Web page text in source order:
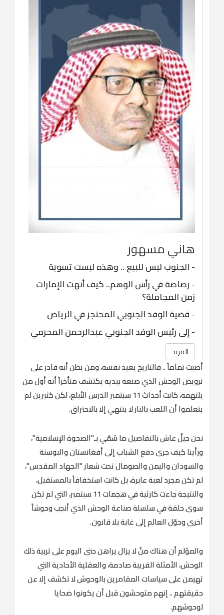
هاني مسهور
-الجنوب ليس للبيع .. وهذه ليست تسوية
-رصاصة في رأس الوهم.. كيف أنهت الإمارات
زمن المجاملة؟
-قضية الوفد الجنوبي المحتجز في الرياض
-إلى رئيس الوفد الجنوبي عبدالرحمن المحرمي
المزيد
أصبت تماماً .. فالتاريخ يعيد نفسه، ومن يظن أنه قادر على
ترويض الوحش الذي صنعه بيديه يكتشف متأخراً أنه أول من
يلتهمه، كانت أحداث 11 سبتمبر الدرس الأبلغ، لكن كثيرين لم
يتعلموا أن اللعب بالنار لا ينتهي إلا بالاحتراق.
‏نحن جيلٌ عاش بالتفاصيل ما سُمّي بـ"الصحوة الإسلامية"،
ورأينا كيف جرى دفع الشباب إلى أفغانستان والبوسنة
والسودان واليمن والصومال تحت شعار "الجهاد المقدس"،
لم تكن مجرد لعبة عابرة، بل كانت استخفافاً بالمستقبل،
والنتيجة جاءت كارثية في هجمات 11 سبتمبر، التي لم تكن
سوى حلقة في سلسلة صناعة الوحش الذي أنجب وحوشاً
أخرى وحوّل العالم إلى غابة بلا قانون.
‏والمؤلم أن هناك منّ لا يزال يراهن حتى اليوم على تربية ذلك
الوحش، الأمثلة القريبة صادمة، والعقلية الأحادية التي
تهيمن على سياسات المقامرين بالوحوش لا تكشف إلا عن
حقيقتهم .. إنهم متوحشون قبل أن يكونوا ضحايا
لوحوشهم.